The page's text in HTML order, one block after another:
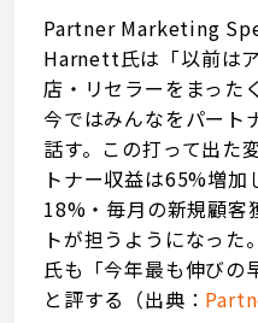
Partner Marketing
Harnett氏は「以前は
店・リセラーをまった
今ではみんなをパート
話す。この打って出た
トナー収益は65%増
18%・毎月の新規顧客
トが担うようになっ
氏も「今年最も伸びの
と評する（出典：